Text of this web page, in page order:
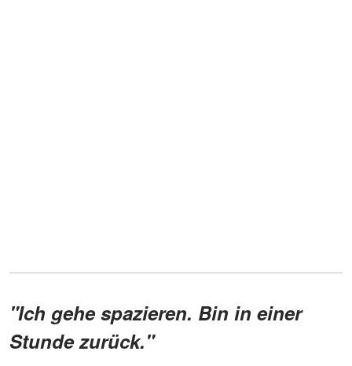
"Ich gehe spazieren. Bin in einer
Stunde zurück."